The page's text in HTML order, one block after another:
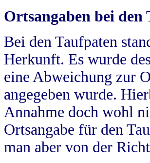
Ortsangaben bei den
Bei den Taufpaten
Herkunft. Es wurde
eine Abweichung zur
angegeben wurde.
Annahme doch wohl
Ortsangabe für den
man aber von der